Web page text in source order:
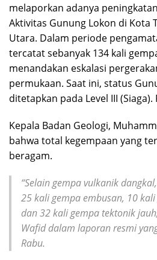
melaporkan adanya
Aktivitas Gunung Lokon di Kota
Utara. Dalam periode
tercatat sebanyak 134 kali
menandakan eskalasi
permukaan. Saat ini, status
ditetapkan pada Level III (Siaga).
Kepala Badan Geologi,
bahwa total kegempaan yang
beragam.
“Selain gempa vulkanik
25 kali gempa embusan, 10
dan 32 kali gempa tektonik
Wafid dalam laporan resmi
Rabu.